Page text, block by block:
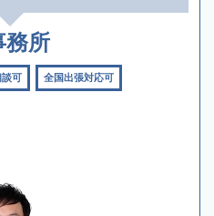
務所
談可 全国出張対応可